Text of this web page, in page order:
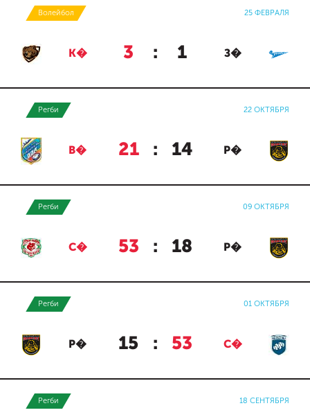
Волейбол 25 ФЕВРАЛЯ
К� 3 : 1 З�
Регби 22 ОКТЯБРЯ
В� 21 : 14 Р�
Регби 09 ОКТЯБРЯ
С� 53 : 18 Р�
Регби 01 ОКТЯБРЯ
Р� 15 : 53 С�
Регби 18 СЕНТЯБРЯ